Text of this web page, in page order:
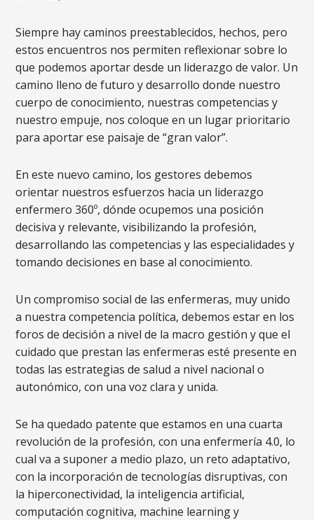
Siempre hay caminos preestablecidos, hechos, pero
estos encuentros nos permiten reflexionar sobre lo
que podemos aportar desde un liderazgo de valor. Un
camino lleno de futuro y desarrollo donde nuestro
cuerpo de conocimiento, nuestras competencias y
nuestro empuje, nos coloque en un lugar prioritario
para aportar ese paisaje de “gran valor”.
En este nuevo camino, los gestores debemos
orientar nuestros esfuerzos hacia un liderazgo
enfermero 360º, dónde ocupemos una posición
decisiva y relevante, visibilizando la profesión,
desarrollando las competencias y las especialidades y
tomando decisiones en base al conocimiento.
Un compromiso social de las enfermeras, muy unido
a nuestra competencia política, debemos estar en los
foros de decisión a nivel de la macro gestión y que el
cuidado que prestan las enfermeras esté presente en
todas las estrategias de salud a nivel nacional o
autonómico, con una voz clara y unida.
Se ha quedado patente que estamos en una cuarta
revolución de la profesión, con una enfermería 4.0, lo
cual va a suponer a medio plazo, un reto adaptativo,
con la incorporación de tecnologías disruptivas, con
la hiperconectividad, la inteligencia artificial,
computación cognitiva, machine learning y